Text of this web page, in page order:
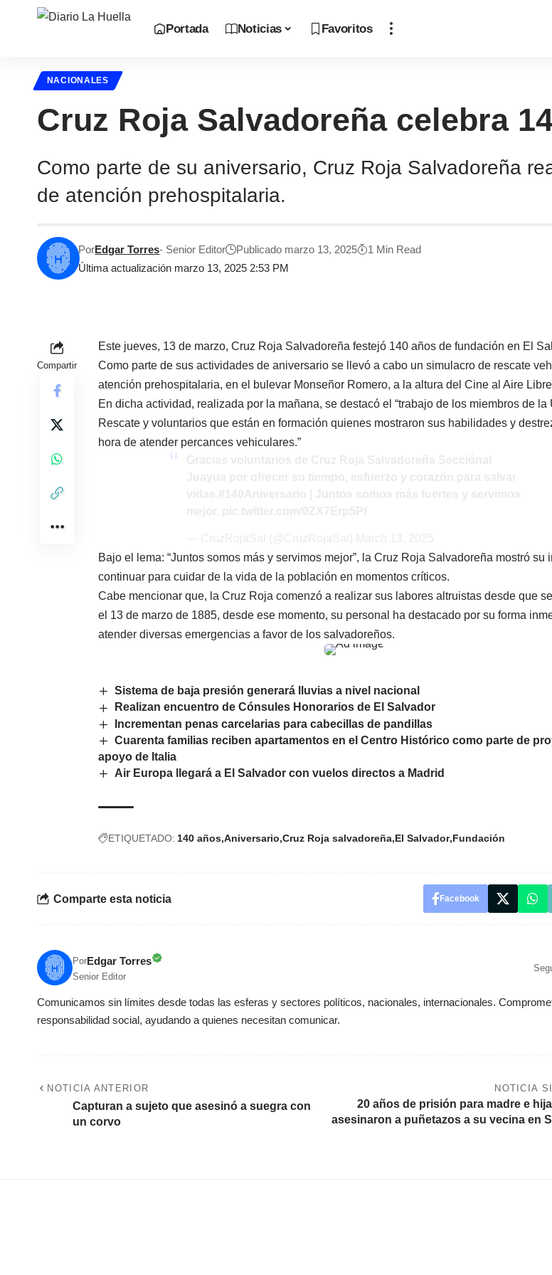
Portada Noticias Favoritos
NACIONALES
Cruz Roja Salvadoreña celebra
Como parte de su aniversario, Cruz Roja Salvadoreña
de atención prehospitalaria.
Última actualización marzo 13, 2025 2:53 PM
PorEdgar Torres- Senior Editor Publicado marzo 13, 2025 1 Min Read
Compartir
Este jueves, 13 de marzo, Cruz Roja Salvadoreña festejó 140 años de fundación en El
Como parte de sus actividades de aniversario se llevó a cabo un simulacro de rescate
atención prehospitalaria, en el bulevar Monseñor Romero, a la altura del Cine al Aire
En dicha actividad, realizada por la mañana, se destacó el “trabajo de los miembros de la
Rescate y voluntarios que están en formación quienes mostraron sus habilidades y
hora de atender percances vehiculares.”
Bajo el lema: “Juntos somos más y servimos mejor”, la Cruz Roja Salvadoreña mostró su
continuar para cuidar de la vida de la población en momentos críticos.
Cabe mencionar que, la Cruz Roja comenzó a realizar sus labores altruistas desde que
el 13 de marzo de 1885, desde ese momento, su personal ha destacado por su forma
atender diversas emergencias a favor de los salvadoreños.
Sistema de baja presión generará lluvias a nivel nacional
Realizan encuentro de Cónsules Honorarios de El Salvador
Incrementan penas carcelarias para cabecillas de pandillas
Cuarenta familias reciben apartamentos en el Centro Histórico como parte de
apoyo de Italia
Air Europa llegará a El Salvador con vuelos directos a Madrid
ETIQUETADO: 140 años Aniversario Cruz Roja salvadoreña El Salvador Fundación
Comparte esta noticia Facebook
PorEdgar Torres
Senior Editor
Comunicamos sin límites desde todas las esferas y sectores políticos, nacionales, internacionales.
responsabilidad social, ayudando a quienes necesitan comunicar.
NOTICIA ANTERIOR
Capturan a sujeto que asesinó a suegra con
un corvo
NOTICIA
20 años de prisión para madre e
asesinaron a puñetazos a su vecina en